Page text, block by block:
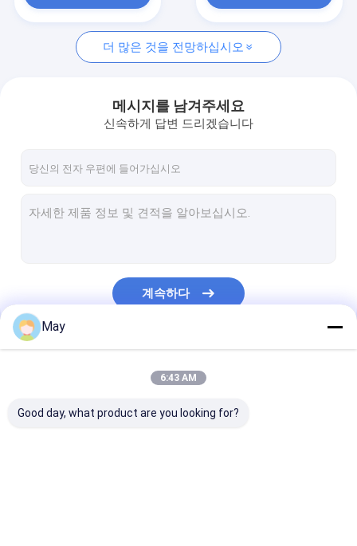
인용 을 요청 하십시오
마이크로파 운동 측정기
피르 작동 센서
일광 감지기
더 많은 것을 전망하십시오
메시지를 남겨주세요
신속하게 답변 드리겠습니다
계속하다
May
6:43 AM
Good day, what product are you looking for?